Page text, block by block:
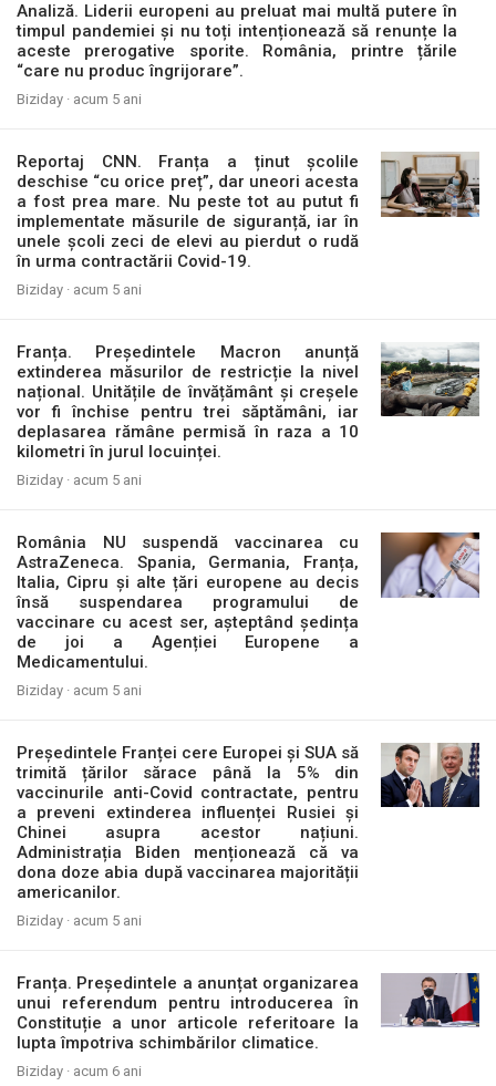
Analiză. Liderii europeni au preluat mai multă putere în
timpul pandemiei și nu toți intenționează să renunțe la
aceste prerogative sporite. România, printre țările
“care nu produc îngrijorare”.
Biziday · acum 5 ani
Reportaj CNN. Franța a ținut școlile
deschise “cu orice preț”, dar uneori acesta
a fost prea mare. Nu peste tot au putut fi
implementate măsurile de siguranță, iar în
unele școli zeci de elevi au pierdut o rudă
în urma contractării Covid-19.
Biziday · acum 5 ani
Franța. Președintele Macron anunță
extinderea măsurilor de restricție la nivel
național. Unitățile de învățământ și creșele
vor fi închise pentru trei săptămâni, iar
deplasarea rămâne permisă în raza a 10
kilometri în jurul locuinței.
Biziday · acum 5 ani
România NU suspendă vaccinarea cu
AstraZeneca. Spania, Germania, Franța,
Italia, Cipru și alte țări europene au decis
însă suspendarea programului de
vaccinare cu acest ser, așteptând ședința
de joi a Agenției Europene a
Medicamentului.
Biziday · acum 5 ani
Președintele Franței cere Europei și SUA să
trimită țărilor sărace până la 5% din
vaccinurile anti-Covid contractate, pentru
a preveni extinderea influenței Rusiei și
Chinei asupra acestor națiuni.
Administrația Biden menționează că va
dona doze abia după vaccinarea majorității
americanilor.
Biziday · acum 5 ani
Franța. Președintele a anunțat organizarea
unui referendum pentru introducerea în
Constituție a unor articole referitoare la
lupta împotriva schimbărilor climatice.
Biziday · acum 6 ani